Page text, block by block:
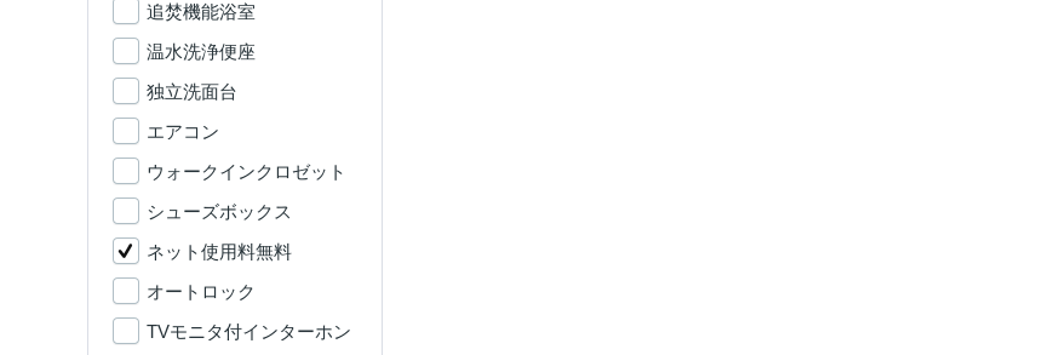
追焚機能浴室
温水洗浄便座
独立洗面台
エアコン
ウォークインクロゼット
シューズボックス
ネット使用料無料
オートロック
TVモニタ付インターホン